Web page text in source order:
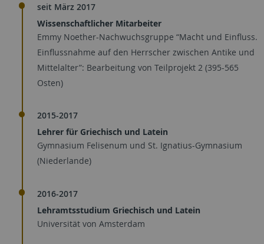
seit März 2017
Wissenschaftlicher Mitarbeiter
Emmy Noether-Nachwuchsgruppe “Macht und Einfluss.
Einflussnahme auf den Herrscher zwischen Antike und
Mittelalter”: Bearbeitung von Teilprojekt 2 (395-565
Osten)
2015-2017
Lehrer für Griechisch und Latein
Gymnasium Felisenum und St. Ignatius-Gymnasium
(Niederlande)
2016-2017
Lehramtsstudium Griechisch und Latein
Universität von Amsterdam